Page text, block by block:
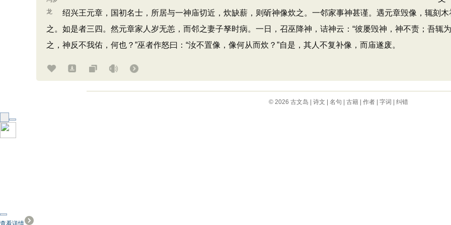
绍兴王元章，国初名士，所居与一神庙切近，炊缺薪，则斫神像炊之。一邻家事神甚谨。遇元章毁像，辄刻木
之。如是者三四。然元章家人岁无恙，而邻之妻子孥时病。一日，召巫降神，诘神云：“彼屡毁神，神不责；吾辄
之，神反不我佑，何也？”巫者作怒曰：“汝不置像，像何从而炊？”自是，其人不复补像，而庙遂废。
© 2026 古文岛 诗文 名句 古籍| 作者| 字词 纠错
查看详情